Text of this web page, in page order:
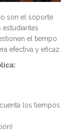
son el soporte
el tiempo
efectiva y eficaz.
los tiempos